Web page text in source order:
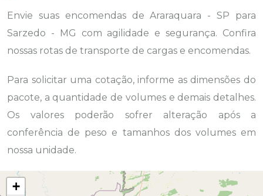
Envie suas encomendas de Araraquara - SP para
Sarzedo - MG com agilidade e segurança. Confira
nossas rotas de transporte de cargas e encomendas.
Para solicitar uma cotação, informe as dimensões do
pacote, a quantidade de volumes e demais detalhes.
Os valores poderão sofrer alteração após a
conferência de peso e tamanhos dos volumes em
nossa unidade.
+